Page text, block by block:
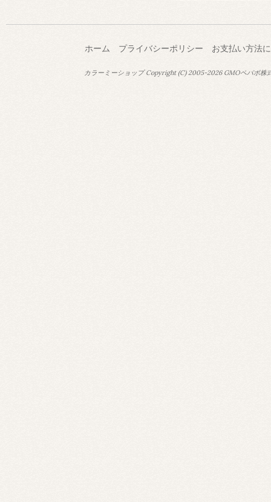
ホーム プライバシーポリシー お支払い方法
カラーミーショップCopyright (C) 2005-2026 GMOペパボ株